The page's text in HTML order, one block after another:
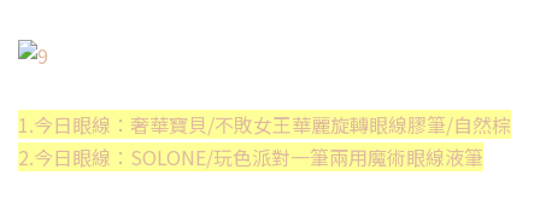
1.今日眼線：奢華寶貝/不敗女王華麗旋轉眼線膠筆/自然棕
2.今日眼線：SOLONE/玩色派對一筆兩用魔術眼線液筆